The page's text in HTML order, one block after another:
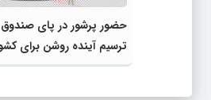
حضور پرشور در پای
ترسیم آینده روشن برای